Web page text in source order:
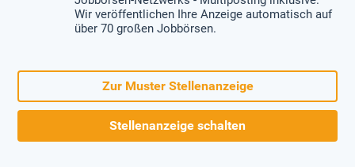
Wir veröffentlichen Ihre Anzeige automatisch auf
über 70 großen Jobbörsen.
Zur Muster Stellenanzeige
Stellenanzeige schalten